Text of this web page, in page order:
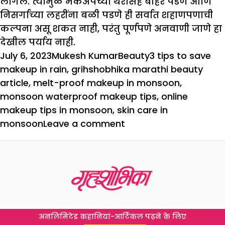
निसर्गाच्या लहरींना बळी पडणे ही सर्वात शहाणपणाची
कल्पना असू शकत नाही, परंतु पूर्णपणे अनवाणी जाणे हा
देखील पर्याय नाही.
Posted
on
July 6, 2023Author
Mukesh KumarCategories
BeautyTags
3 tips to save
makeup in rain, grihshobhika marathi beauty
article, melt-proof makeup in monsoon,
monsoon waterproof makeup tips, online
makeup tips in monsoon, skin care in
monsoonLeave a comment
:
या
मेकअप
अनलिमिटेड कहानियां-आर्टिकल पढ़ने के लिए